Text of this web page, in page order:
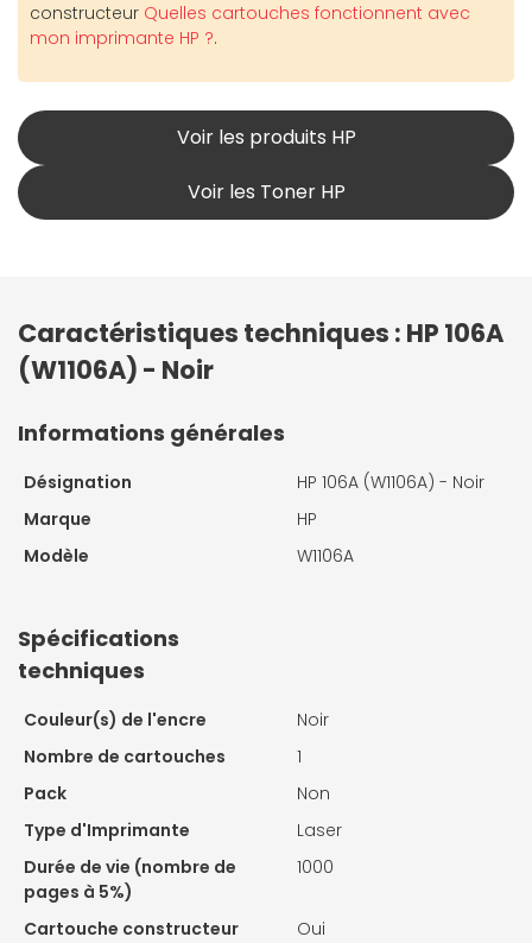
constructeur Quelles cartouches fonctionnent avec
mon imprimante HP ?.
Voir les produits HP
Voir les Toner HP
Caractéristiques techniques : HP 106A
(W1106A) - Noir
Informations générales
Désignation
HP 106A (W1106A) - Noir
Marque
HP
Modèle
W1106A
Spécifications
techniques
Couleur(s) de l'encre
Noir
Nombre de cartouches
1
Pack
Non
Type d'Imprimante
Laser
Durée de vie (nombre de
pages à 5%)
1000
Cartouche constructeur Oui